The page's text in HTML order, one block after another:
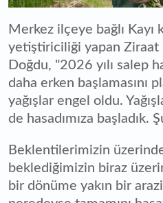
Merkez ilçeye bağlı Kayı
yetiştiriciliği yapan Ziraat
Doğdu, "2026 yılı salep
daha erken başlamasını
yağışlar engel oldu.
de hasadımıza başladık.
Beklentilerimizin
beklediğimizin biraz
bir dönüme yakın bir